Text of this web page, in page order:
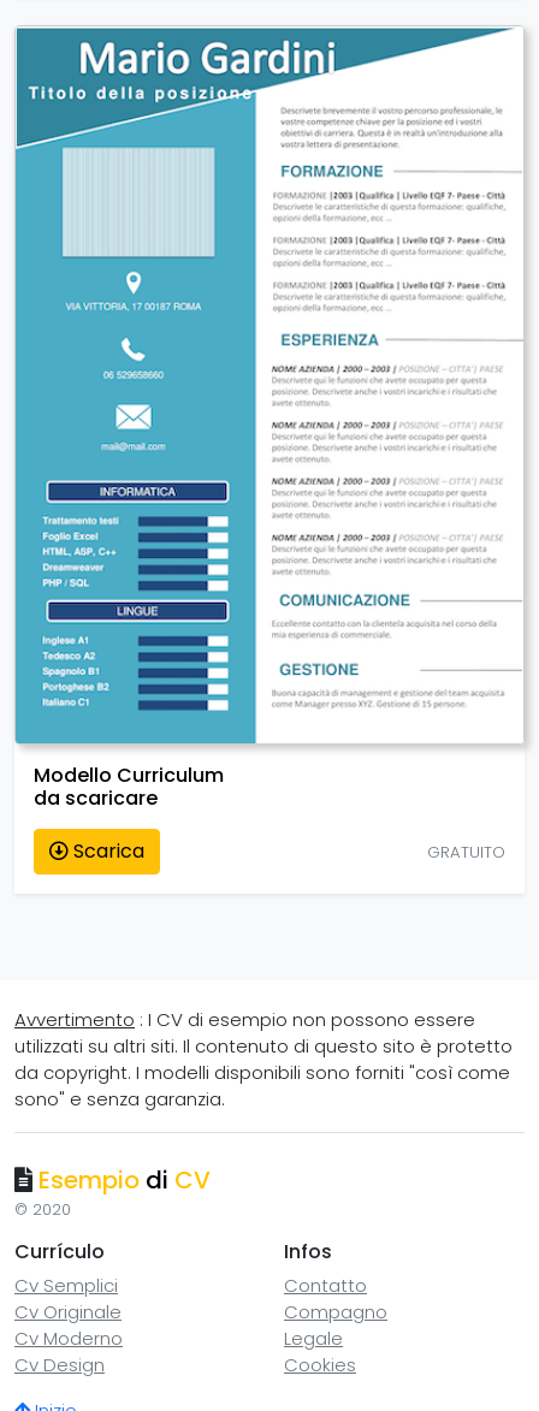
Modello Curriculum
da scaricare
Scarica
GRATUITO
Avvertimento : I CV di esempio non possono essere
utilizzati su altri siti. Il contenuto di questo sito è protetto
da copyright. I modelli disponibili sono forniti "così come
sono" e senza garanzia.
Esempio di CV
© 2020
Currículo
Cv Semplici
Cv Originale
Cv Moderno
Cv Design
Infos
Contatto
Compagno
Legale
Cookies